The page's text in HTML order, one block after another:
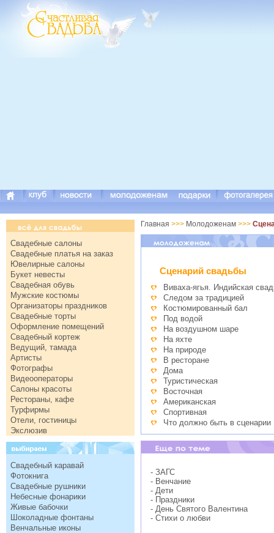
Свадебные салоны
Свадебные платья на заказ
Ювелирные салоны
Букет невесты
Свадебная обувь
Мужские костюмы
Организаторы праздников
Свадебные торты
Оформление помещений
Свадебный кортеж
Ведущий, тамада
Артисты
Фотографы
Видеооператоры
Салоны красоты
Рестораны, кафе
Турфирмы
Отели, гостиницы
Экслюзив
Свадебный каравай
Фотокнига
Свадебные рушники
Небесные фонарики
Живые бабочки
Шоколадные фонтаны
Венчальные иконы
Главная >>> Молодоженам >>>
Сценарий свадьбы
Виваха-ягья. Индийская
Следом за традицией
Костюмированный бал
Под водой
На воздушном шаре
На яхте
На природе
В ресторане
Дома
Туристическая
Восточная
Американская
Спортивная
Что должно быть в сценарии
- ЗАГС
- Венчание
- Дети
- Праздники
- День Святого Валентина
- Стихи о любви